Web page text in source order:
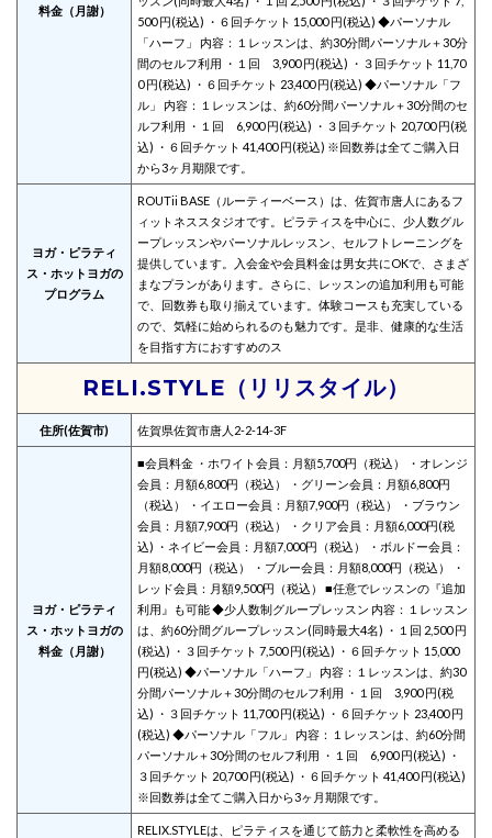
料金（月謝）
500 円(税込) ・６回チケット 15,000 円(税込) ◆パーソナル
「ハーフ」 内容：１レッスンは、約30分間パーソナル＋30分
間のセルフ利用 ・１回 3,900 円(税込) ・３回チケット 11,70
0 円(税込) ・６回チケット 23,400 円(税込) ◆パーソナル「フ
ル」 内容：１レッスンは、約60分間パーソナル＋30分間のセ
ルフ利用 ・１回 6,900 円(税込) ・３回チケット 20,700 円(税
込) ・６回チケット 41,400 円(税込) ※回数券は全てご購入日
から3ヶ月期限です。
ヨガ・ピラティ
ス・ホットヨガの
プログラム
ROUTii BASE（ルーティーベース）は、佐賀市唐人にあるフ
ィットネススタジオです。ピラティスを中心に、少人数グル
ープレッスンやパーソナルレッスン、セルフトレーニングを
提供しています。入会金や会員料金は男女共にOKで、さまざ
まなプランがあります。さらに、レッスンの追加利用も可能
で、回数券も取り揃えています。体験コースも充実している
ので、気軽に始められるのも魅力です。是非、健康的な生活
を目指す方におすすめのス
RELI.STYLE（リリスタイル）
住所(佐賀市) 佐賀県佐賀市唐人2-2-14-3F
ヨガ・ピラティ
ス・ホットヨガの
料金（月謝）
■会員料金 ・ホワイト会員：月額5,700円（税込） ・オレンジ
会員：月額6,800円（税込） ・グリーン会員：月額6,800円
（税込） ・イエロー会員：月額7,900円（税込） ・ブラウン
会員：月額7,900円（税込） ・クリア会員：月額6,000円(税
込) ・ネイビー会員：月額7,000円（税込） ・ボルドー会員：
月額8,000円（税込） ・ブルー会員：月額8,000円（税込） ・
レッド会員：月額9,500円（税込） ■任意でレッスンの『追加
利用』も可能 ◆少人数制グループレッスン 内容：１レッスン
は、約60分間グループレッスン(同時最大4名) ・１回 2,500 円
(税込) ・３回チケット 7,500 円(税込) ・６回チケット 15,000
円(税込) ◆パーソナル「ハーフ」 内容：１レッスンは、約30
分間パーソナル＋30分間のセルフ利用 ・１回 3,900 円(税
込) ・３回チケット 11,700 円(税込) ・６回チケット 23,400 円
(税込) ◆パーソナル「フル」 内容：１レッスンは、約60分間
パーソナル＋30分間のセルフ利用 ・１回 6,900 円(税込) ・
３回チケット 20,700 円(税込) ・６回チケット 41,400 円(税込)
※回数券は全てご購入日から3ヶ月期限です。
RELIX.STYLEは、ピラティスを通じて筋力と柔軟性を高める